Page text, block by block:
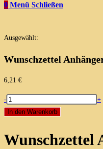
0 Menü Schließen
Ausgewählt:
Wunschzettel
6,21 €
Wunschzettel
Anhänger,
ITH
-
+
In den Warenkorb
Wunschzettel